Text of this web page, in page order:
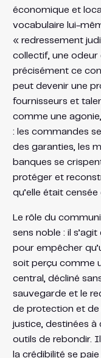
économique et
vocabulaire lui-
« redressement
collectif, une odeur
précisément ce
peut devenir une
fournisseurs et
comme une
: les commandes
des garanties, les
banques se
protéger et
qu’elle était censée
Le rôle du
sens noble : il s’agit
pour empêcher
soit perçu comme
central, décliné
sauvegarde et le
de protection et de
justice, destinées à
outils de rebondir.
la crédibilité se